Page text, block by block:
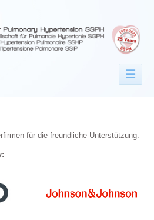
☰
für die freundliche Unterstützung: